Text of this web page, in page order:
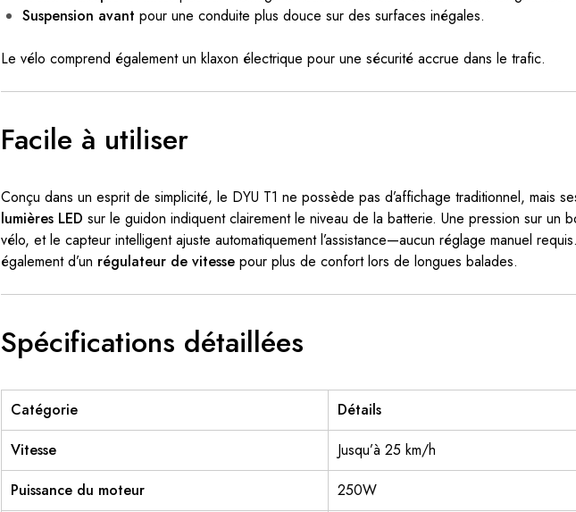
Suspension avant pour une conduite plus douce sur des surfaces inégales.
Le vélo comprend également un klaxon électrique pour une sécurité accrue dans le trafic.
Facile à utiliser
Conçu dans un esprit de simplicité, le DYU T1 ne possède pas d’affichage traditionnel, mais
lumières LED sur le guidon indiquent clairement le niveau de la batterie. Une pression sur un
vélo, et le capteur intelligent ajuste automatiquement l’assistance—aucun réglage manuel
également d’un régulateur de vitesse pour plus de confort lors de longues balades.
Spécifications détaillées
Catégorie
Détails
Vitesse
Jusqu’à 25 km/h
Puissance du moteur
250W